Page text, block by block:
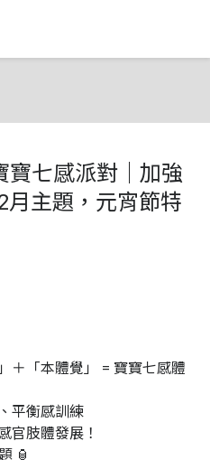
寶七感派對｜加強
月主題，元宵節特
＋「本體覺」 = 寶寶七感體
平衡感訓練
官肢體發展！
🏮